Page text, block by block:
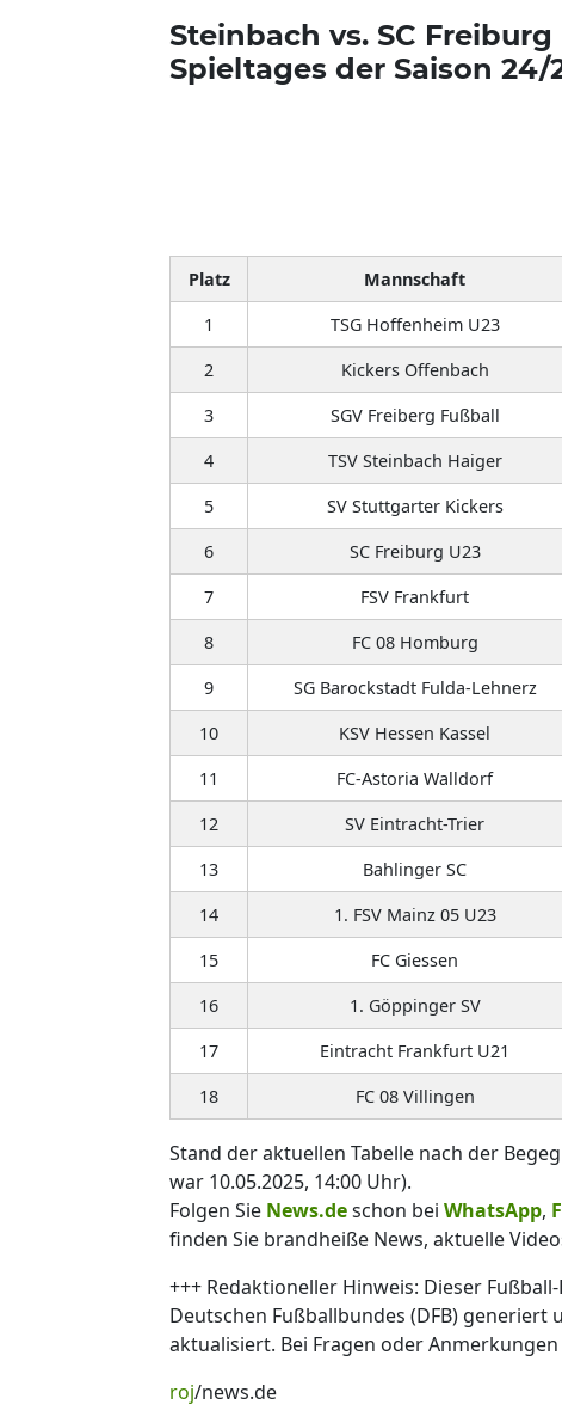
Steinbach vs. SC Freiburg
Spieltages der Saison
Platz Mannschaft
1
TSG Hoffenheim U23
2
Kickers Offenbach
3
SGV Freiberg Fußball
4
TSV Steinbach Haiger
5
SV Stuttgarter Kickers
6
SC Freiburg U23
7
FSV Frankfurt
8
FC 08 Homburg
9
SG Barockstadt Fulda-Lehnerz
10
KSV Hessen Kassel
11
FC-Astoria Walldorf
12
SV Eintracht-Trier
13
Bahlinger SC
14
1. FSV Mainz 05 U23
15
FC Giessen
16
1. Göppinger SV
17
Eintracht Frankfurt U21
18
FC 08 Villingen
Stand der aktuellen Tabelle nach der
war 10.05.2025, 14:00 Uhr).
Folgen Sie News.deschon bei WhatsApp,
finden Sie brandheiße News, aktuelle
+++ Redaktioneller Hinweis: Dieser
Deutschen Fußballbundes (DFB)
aktualisiert. Bei Fragen oder
roj/news.de